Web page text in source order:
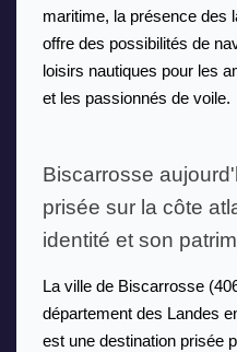
maritime, la présence des
offre des possibilités de
loisirs nautiques pour les
et les passionnés de voile.
Biscarrosse
prisée sur la côte
identité et son
La ville de Biscarrosse
département des Landes
est une destination prisée